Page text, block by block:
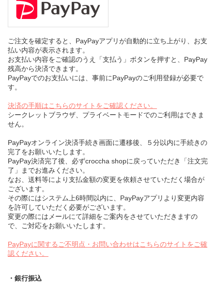
ご注文を確定すると、PayPayアプリが自動的に立ち上がり、お支
払い内容が表示されます。
お支払い内容をご確認のうえ「支払う」ボタンを押すと、PayPay
残高から決済できます。
PayPayでのお支払いには、事前にPayPayのご利用登録が必要で
す。
決済の手順はこちらのサイトをご確認ください。
シークレットブラウザ、プライベートモードでのご利用はできま
せん。
PayPayオンライン決済手続き画面に遷移後、５分以内に手続きの
完了をお願いいたします。
PayPay決済完了後、必ずcroccha shopに戻っていただき「注文完
了」までお進みください。
なお、送料等により支払金額の変更を依頼させていただく場合が
ございます。
その際にはシステム上6時間以内に、PayPayアプリより変更内容
を許可していただく必要がございます。
変更の際にはメールにて詳細をご案内をさせていただきますの
で、ご対応をお願いいたします。
PayPayに関するご不明点・お問い合わせはこちらのサイトをご確
認ください。
・銀行振込